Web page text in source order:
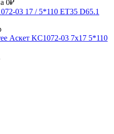
0₽
Аскет KC1072-03 7x17 5*110